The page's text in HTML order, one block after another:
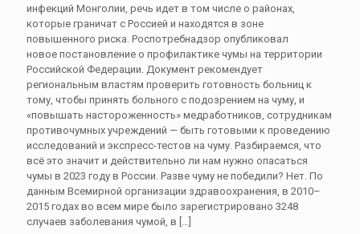
инфекций Монголии, речь идет в том числе о районах,
которые граничат с Россией и находятся в зоне
повышенного риска. Роспотребнадзор опубликовал
новое постановление о профилактике чумы на территории
Российской Федерации. Документ рекомендует
региональным властям проверить готовность больниц к
тому, чтобы принять больного с подозрением на чуму, и
«повышать настороженность» медработников, сотрудникам
противочумных учреждений — быть готовыми к проведению
исследований и экспресс-тестов на чуму. Разбираемся, что
всё это значит и действительно ли нам нужно опасаться
чумы в 2023 году в России. Разве чуму не победили? Нет. По
данным Всемирной организации здравоохранения, в 2010–
2015 годах во всем мире было зарегистрировано 3248
случаев заболевания чумой, в […]